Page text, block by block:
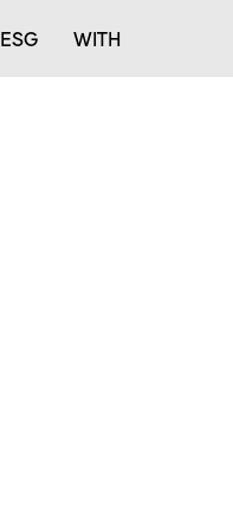
ESG WITH